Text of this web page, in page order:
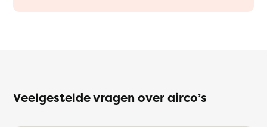
Veelgestelde vragen over airco’s